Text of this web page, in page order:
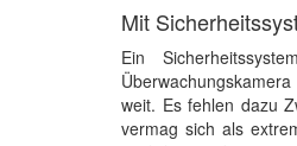
Mit
Ein
weit. Es fehlen dazu
vermag sich als